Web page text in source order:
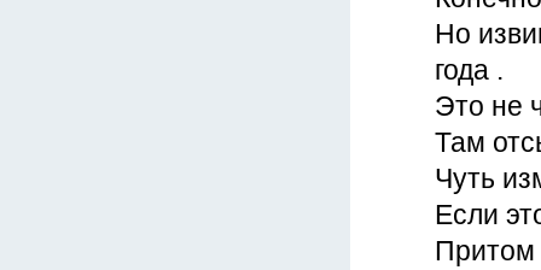
Но
года .
Это не
Там
Чуть
Если
Притом